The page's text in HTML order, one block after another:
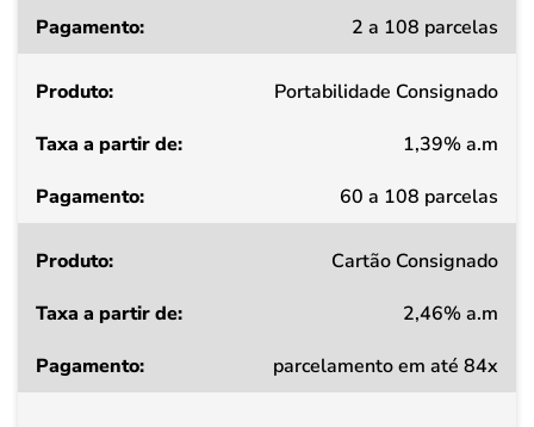
a
de
Pagamento
2 a 108 parcelas
Portabilidade Consignado
1,39% a.m
60 a 108 parcelas
Cartão Consignado
2,46% a.m
parcelamento em até 84x